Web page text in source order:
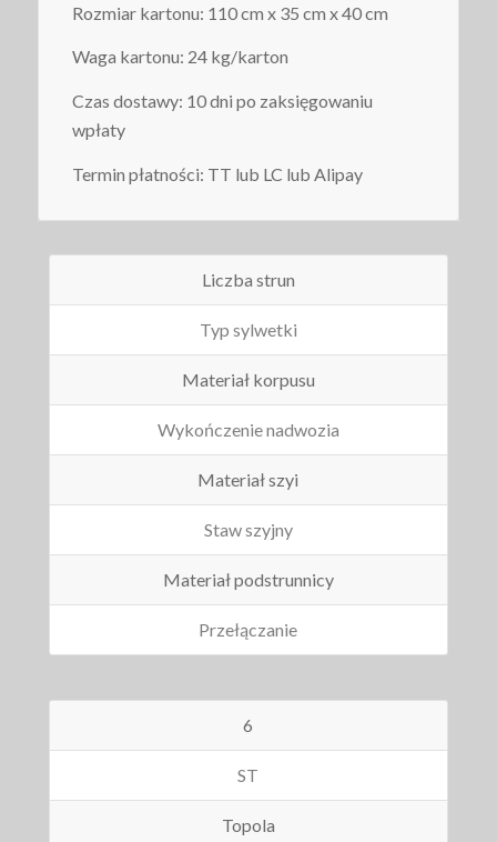
Rozmiar kartonu: 110 cm x 35 cm x 40 cm
Waga kartonu: 24 kg/karton
Czas dostawy: 10 dni po zaksięgowaniu
wpłaty
Termin płatności: TT lub LC lub Alipay
Liczba strun
Typ sylwetki
Materiał korpusu
Wykończenie nadwozia
Materiał szyi
Staw szyjny
Materiał podstrunnicy
Przełączanie
6
ST
Topola